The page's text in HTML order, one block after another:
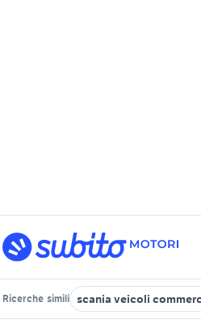
Ricerche simili scania veicoli